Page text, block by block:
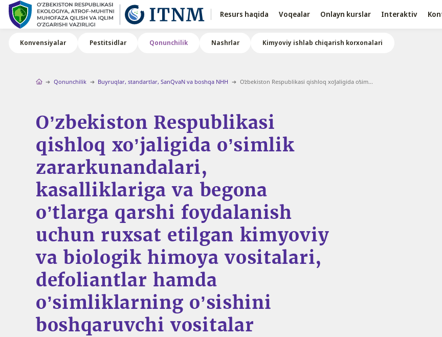
Resurs haqida Voqealar Onlayn kurslar Interaktiv
Konvensiyalar Pestitsidlar Qonunchilik Nashrlar Kimyoviy ishlab chiqarish korxonalari
Qonunchilik Buyruqlar, standartlar, SanQvaN va boshqa NHH Oʼzbekiston Respublikasi qishloq xoʼjaligida oʼsim...
Oʼzbekiston Respublikasi
qishloq xoʼjaligida oʼsimlik
zararkunandalari,
kasalliklariga va begona
oʼtlarga qarshi foydalanish
uchun ruxsat etilgan kimyoviy
va biologik himoya vositalari,
defoliantlar hamda
oʼsimliklarning oʼsishini
boshqaruvchi vositalar